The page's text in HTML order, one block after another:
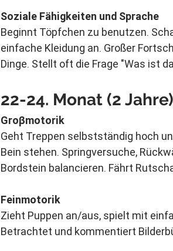
Soziale Fähigkeiten und Sprache
Beginnt Töpfchen zu benutzen.
einfache Kleidung an. Großer
Dinge. Stellt oft die Frage "Was ist
22-24. Monat (2 Jahre)
Groβmotorik
Geht Treppen selbstständig hoch
Bein stehen. Springversuche,
Bordstein balancieren. Fährt
Feinmotorik
Zieht Puppen an/aus, spielt mit
Betrachtet und kommentiert